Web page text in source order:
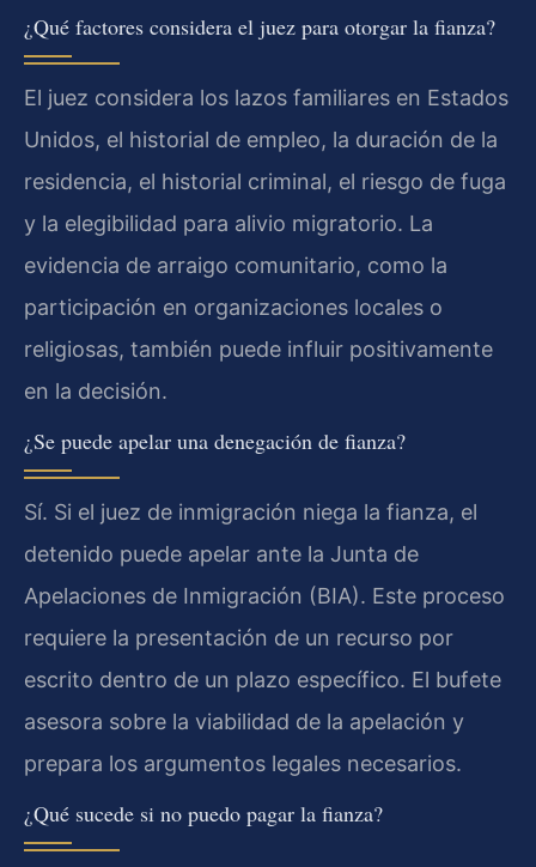
¿Qué factores considera el juez para otorgar la fianza?
El juez considera los lazos familiares en Estados
Unidos, el historial de empleo, la duración de la
residencia, el historial criminal, el riesgo de fuga
y la elegibilidad para alivio migratorio. La
evidencia de arraigo comunitario, como la
participación en organizaciones locales o
religiosas, también puede influir positivamente
en la decisión.
¿Se puede apelar una denegación de fianza?
Sí. Si el juez de inmigración niega la fianza, el
detenido puede apelar ante la Junta de
Apelaciones de Inmigración (BIA). Este proceso
requiere la presentación de un recurso por
escrito dentro de un plazo específico. El bufete
asesora sobre la viabilidad de la apelación y
prepara los argumentos legales necesarios.
¿Qué sucede si no puedo pagar la fianza?